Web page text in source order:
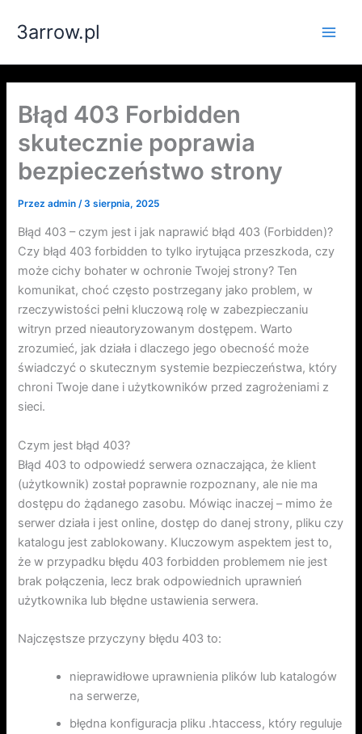
3arrow.pl
Błąd 403 Forbidden
skutecznie poprawia
bezpieczeństwo strony
Przezadmin /3 sierpnia, 2025
Błąd 403 – czym jest i jak naprawić błąd 403 (Forbidden)?
Czy błąd 403 forbidden to tylko irytująca przeszkoda, czy
może cichy bohater w ochronie Twojej strony? Ten
komunikat, choć często postrzegany jako problem, w
rzeczywistości pełni kluczową rolę w zabezpieczaniu
witryn przed nieautoryzowanym dostępem. Warto
zrozumieć, jak działa i dlaczego jego obecność może
świadczyć o skutecznym systemie bezpieczeństwa, który
chroni Twoje dane i użytkowników przed zagrożeniami z
sieci.
Czym jest błąd 403?
Błąd 403 to odpowiedź serwera oznaczająca, że klient
(użytkownik) został poprawnie rozpoznany, ale nie ma
dostępu do żądanego zasobu. Mówiąc inaczej – mimo że
serwer działa i jest online, dostęp do danej strony, pliku czy
katalogu jest zablokowany. Kluczowym aspektem jest to,
że w przypadku błędu 403 forbidden problemem nie jest
brak połączenia, lecz brak odpowiednich uprawnień
użytkownika lub błędne ustawienia serwera.
Najczęstsze przyczyny błędu 403 to:
nieprawidłowe uprawnienia plików lub katalogów
na serwerze,
błędna konfiguracja pliku .htaccess, który reguluje